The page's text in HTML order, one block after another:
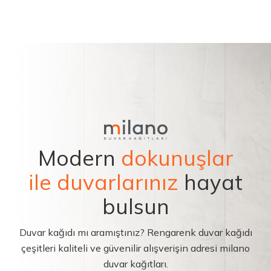
Modern dokunuşlar
ile duvarlarınız hayat
bulsun
Duvar kağıdı mı aramıştınız? Rengarenk duvar kağıdı
çeşitleri kaliteli ve güvenilir alışverişin adresi milano
duvar kağıtları.